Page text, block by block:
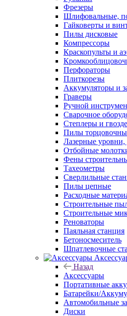
Фрезеры
Шлифовальные,
Гайковерты и
Пилы дисковые
Компрессоры
Краскопульты и
Перфораторы
Плиткорезы
Аккумуляторы и
Граверы
Ручной
Сварочное
Степлеры и
Пилы
Лазерные уровни,
Отбойные
Фены
Тахеометры
Сверлильные
Пилы цепные
Расходные
Строительные
Строительные
Реноваторы
Паяльная станция
Бетоносмеситель
Шпатлевочные
Назад
Аксессуары
Портативные
Батарейки/
Автомобильные
Диски